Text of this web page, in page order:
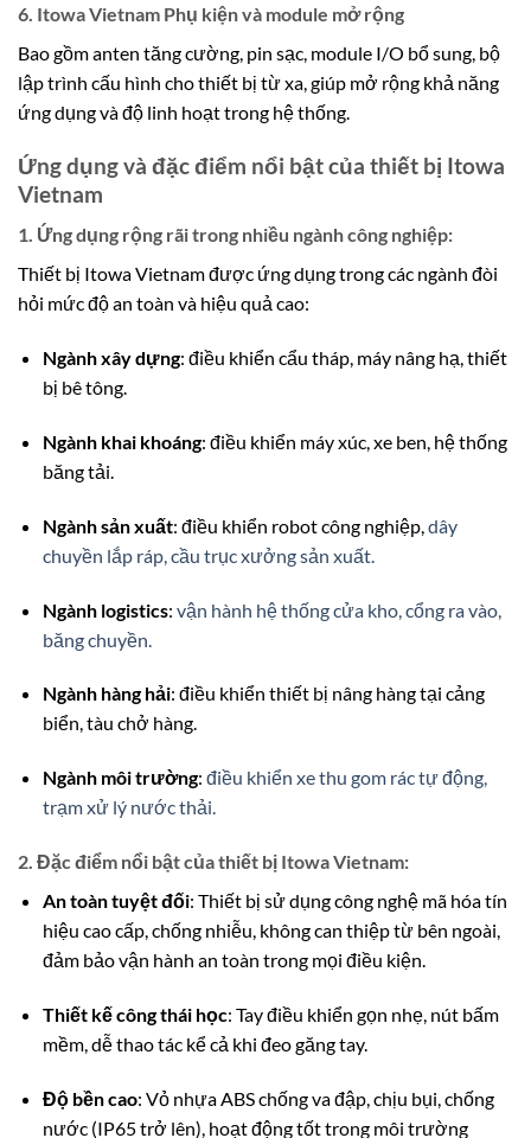
6. Itowa Vietnam Phụ kiện và module mở rộng
Bao gồm anten tăng cường, pin sạc, module I/O bổ sung, bộ
lập trình cấu hình cho thiết bị từ xa, giúp mở rộng khả năng
ứng dụng và độ linh hoạt trong hệ thống.
Ứng dụng và đặc điểm nổi bật của thiết bị Itowa
Vietnam
1. Ứng dụng rộng rãi trong nhiều ngành công nghiệp:
Thiết bị Itowa Vietnam được ứng dụng trong các ngành đòi
hỏi mức độ an toàn và hiệu quả cao:
Ngành xây dựng: điều khiển cẩu tháp, máy nâng hạ, thiết
bị bê tông.
Ngành khai khoáng: điều khiển máy xúc, xe ben, hệ thống
băng tải.
Ngành sản xuất: điều khiển robot công nghiệp, dây
chuyền lắp ráp, cầu trục xưởng sản xuất.
Ngành logistics: vận hành hệ thống cửa kho, cổng ra vào,
băng chuyền.
Ngành hàng hải: điều khiển thiết bị nâng hàng tại cảng
biển, tàu chở hàng.
Ngành môi trường: điều khiển xe thu gom rác tự động,
trạm xử lý nước thải.
2. Đặc điểm nổi bật của thiết bị Itowa Vietnam:
An toàn tuyệt đối: Thiết bị sử dụng công nghệ mã hóa tín
hiệu cao cấp, chống nhiễu, không can thiệp từ bên ngoài,
đảm bảo vận hành an toàn trong mọi điều kiện.
Thiết kế công thái học: Tay điều khiển gọn nhẹ, nút bấm
mềm, dễ thao tác kể cả khi đeo găng tay.
Độ bền cao: Vỏ nhựa ABS chống va đập, chịu bụi, chống
nước (IP65 trở lên), hoạt động tốt trong môi trường